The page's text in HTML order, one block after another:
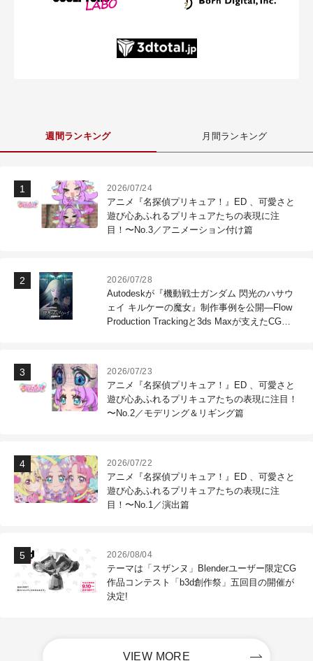
週間ランキング 月間ランキング
2026/07/24
アニメ『名探偵プリキュア！』ED 、可愛さと
遊び心あふれるプリキュアたちの表現に注
目！〜No.3／アニメーション付け篇
2026/07/28
Autodeskが『機動戦士ガンダム 閃光のハサウ
ェイ キルケーの魔女』制作事例を公開―Flow
Production Trackingと3ds Maxが支えたCG制
2026/07/23
アニメ『名探偵プリキュア！』ED 、可愛さと
遊び心あふれるプリキュアたちの表現に注目！
〜No.2／モデリング＆リギング篇
2026/07/22
アニメ『名探偵プリキュア！』ED 、可愛さと
遊び心あふれるプリキュアたちの表現に注
目！〜No.1／演出篇
2026/08/04
テーマは「スザンヌ」Blenderユーザー限定CG
作品コンテスト「b3d創作祭」五回目の開催が
決定!
VIEW MORE